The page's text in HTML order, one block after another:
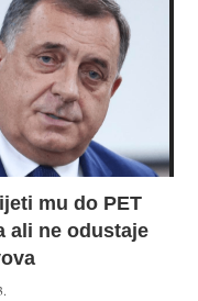
mu do PET
ali ne odustaje